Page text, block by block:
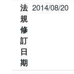
法
規
修
訂
日
期
2014/08/20